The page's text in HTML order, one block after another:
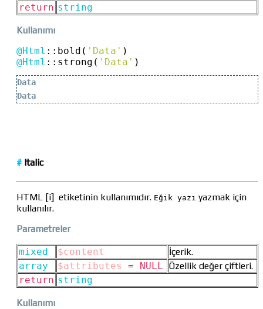
return string
Kullanımı
@Html :: bold( 'Data' )
@Html :: strong( 'Data' )
Data
Data
# Italic
HTML [i] etiketinin kullanımıdır. Eğik yazı yazmak için
kullanılır.
Parametreler
mixed $content
İçerik.
array
$attributes = NULL
Özellik değer çiftleri.
return string
Kullanımı